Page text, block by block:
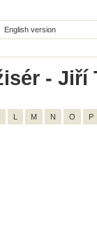
English version
- Jiří
L M N O P